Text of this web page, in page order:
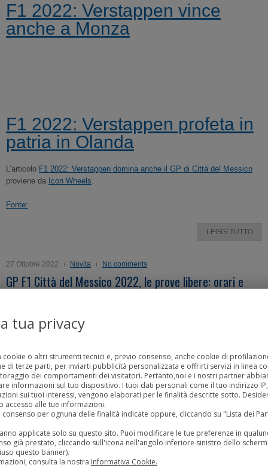
F1 2022: Verstappen vince
anche a Monza
F1 2022: Verstappen profeta in
patria in Olanda
L’articolo F1 2022: Verstappen domina anche il GP di Città del Messico
proviene da Icon Wheels.
Fonte:
LEGGI TUTTO
27 Ottobre 2022 Novita No comments
GP F1 Città del Messico 2022, le prove libere: orari e
classifiche
Credits: Gerardo Vieyra/NurPhoto
Mondiale F1– si svolgonovenerdì 28 esabato 29 ottobre 2022
Tre sessioni che vedranno molto probabilmente primeggiare le dueRed
BulldiMax Verstappen eSergio Péreze la Ferrari diCharles Leclerc.
Di seguito troverete unaguida completa alleprove libere del
Gran
Premio di Città del Messico 2022 : ilcalendario con gliorari TVsu Sky
e TV8e leclassifiche.
F1 2022 – Città del Messico, il calendario delle prove libere e gli
tua privacy
cookie o altri strumenti tecnici e, previo consenso, anche cookie di
di terze parti, per inviarti pubblicità personalizzata e offrirti servizi in linea
dei comportamenti dei visitatori. Pertanto,noi e i nostri partner
informazioni sul tuo dispositivo. I tuoi dati personali come il tuo indirizzo
sui tuoi interessi, vengono elaborati per le finalità descritte sotto.
accesso alle tue informazioni.
consenso per ognuna delle finalità indicate oppure, cliccando su "Lista dei
applicate solo su questo sito. Puoi modificare le tue preferenze in
già prestato, cliccando sull'icona nell'angolo inferiore sinistro dello
questo banner).
consulta la nostra Informativa Cookie.